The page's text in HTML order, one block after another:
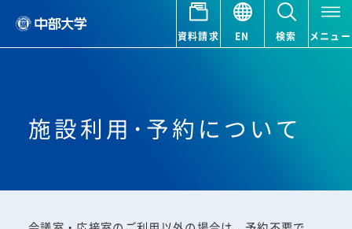
資料請求 EN 検索 メニュー
施設利用･予約について